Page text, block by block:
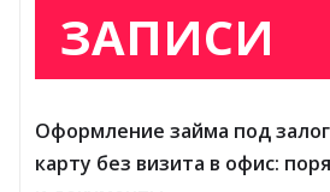
ЗАПИСИ
Оформление займа под
карту без визита в офис: